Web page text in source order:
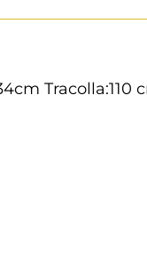
Tracolla:110